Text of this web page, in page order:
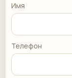
Имя
Телефон